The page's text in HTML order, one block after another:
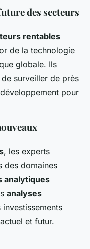
des secteurs
rentables
de la technologie
globale. Ils
surveiller de près
pour
, les experts
des domaines
analytiques
analyses
investissements
et futur.